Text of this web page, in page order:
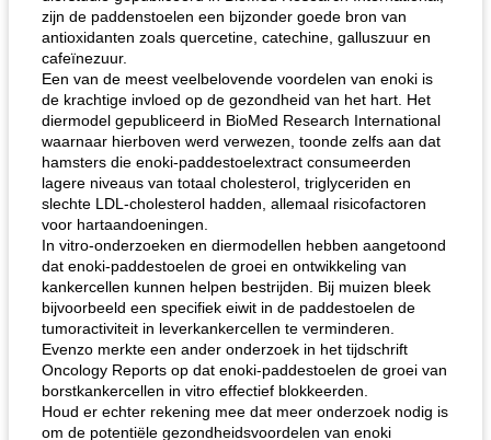
zijn de paddenstoelen een bijzonder goede bron van
antioxidanten zoals quercetine, catechine, galluszuur en
cafeïnezuur.
Een van de meest veelbelovende voordelen van enoki is
de krachtige invloed op de gezondheid van het hart. Het
diermodel gepubliceerd in BioMed Research International
waarnaar hierboven werd verwezen, toonde zelfs aan dat
hamsters die enoki-paddestoelextract consumeerden
lagere niveaus van totaal cholesterol, triglyceriden en
slechte LDL-cholesterol hadden, allemaal risicofactoren
voor hartaandoeningen.
In vitro-onderzoeken en diermodellen hebben aangetoond
dat enoki-paddestoelen de groei en ontwikkeling van
kankercellen kunnen helpen bestrijden. Bij muizen bleek
bijvoorbeeld een specifiek eiwit in de paddestoelen de
tumoractiviteit in leverkankercellen te verminderen.
Evenzo merkte een ander onderzoek in het tijdschrift
Oncology Reports op dat enoki-paddestoelen de groei van
borstkankercellen in vitro effectief blokkeerden.
Houd er echter rekening mee dat meer onderzoek nodig is
om de potentiële gezondheidsvoordelen van enoki